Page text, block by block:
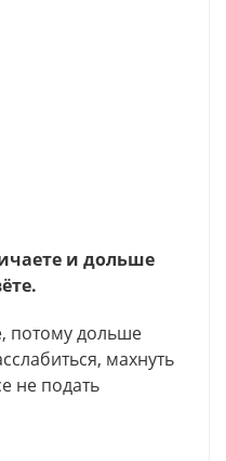
и дольше
потому дольше
махнуть
не подать